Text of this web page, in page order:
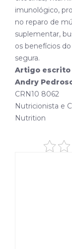
imunológico,
no reparo de
suplementar,
os benefícios
segura.
Artigo escrito
Andry
CRN10 8062
Nutricionista e
Nutrition